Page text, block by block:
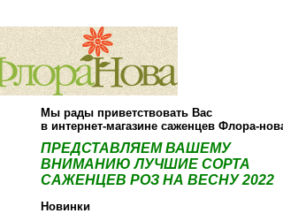
Мы рады приветствовать Вас
в интернет-магазине саженцев Флора-
ПРЕДСТАВЛЯЕМ ВАШЕМУ
ВНИМАНИЮ ЛУЧШИЕ СОРТА
САЖЕНЦЕВ РОЗ НА ВЕСНУ 2022
Новинки